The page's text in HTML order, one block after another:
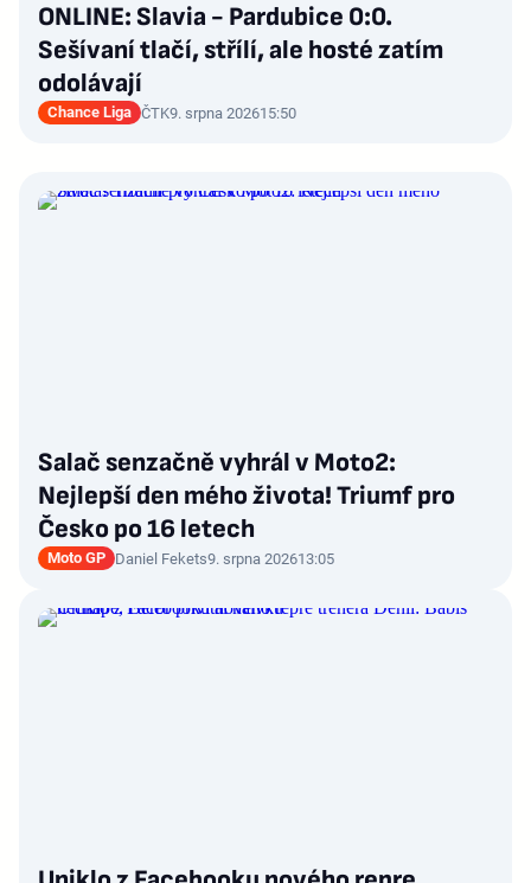
ONLINE: Slavia - Pardubice 0:0.
Sešívaní tlačí, střílí, ale hosté zatím
odolávají
Chance Liga ČTK9. srpna 202615:50
Salač senzačně vyhrál v Moto2:
Nejlepší den mého života! Triumf pro
Česko po 16 letech
Moto GP Daniel Fekets9. srpna 202613:05